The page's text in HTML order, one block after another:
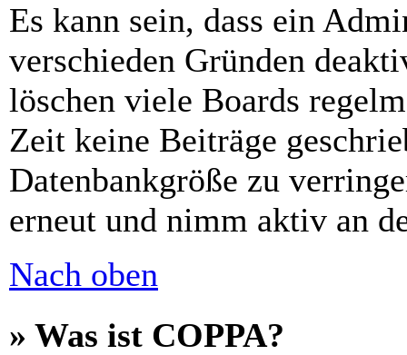
Es kann sein, dass ein
verschieden Gründen
löschen viele Boards
Zeit keine Beiträge
Datenbankgröße zu
erneut und nimm aktiv an
Nach oben
» Was ist COPPA?